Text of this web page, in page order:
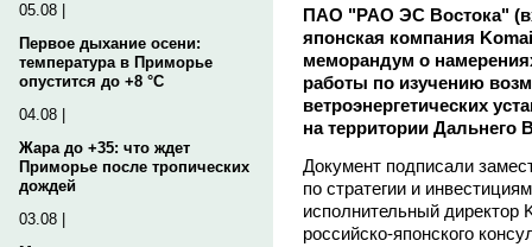
05.08 |
Первое дыхание осени:
температура в Приморье
опустится до +8 °C
04.08 |
Жара до +35: что ждет
Приморье после тропических
дождей
03.08 |
ПАО "РАО ЭС Востока"
японская компания
меморандум о
работы по изучению
ветроэнергетических
на территории Дальнего
Документ подписали
по стратегии и
исполнительный
российско-японского